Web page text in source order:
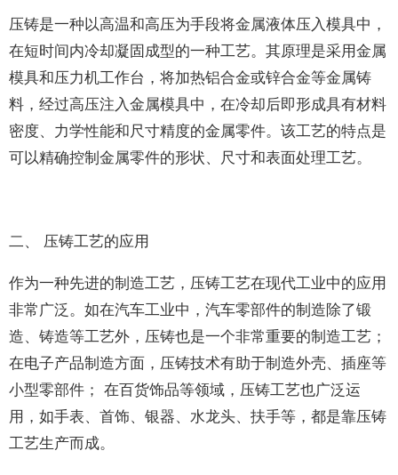
压铸是一种以高温和高压为手段将金属液体压入模具中，
在短时间内冷却凝固成型的一种工艺。其原理是采用金属
模具和压力机工作台，将加热铝合金或锌合金等金属铸
料，经过高压注入金属模具中，在冷却后即形成具有材料
密度、力学性能和尺寸精度的金属零件。该工艺的特点是
可以精确控制金属零件的形状、尺寸和表面处理工艺。
二、 压铸工艺的应用
作为一种先进的制造工艺，压铸工艺在现代工业中的应用
非常广泛。如在汽车工业中，汽车零部件的制造除了锻
造、铸造等工艺外，压铸也是一个非常重要的制造工艺；
在电子产品制造方面，压铸技术有助于制造外壳、插座等
小型零部件； 在百货饰品等领域，压铸工艺也广泛运
用，如手表、首饰、银器、水龙头、扶手等，都是靠压铸
工艺生产而成。